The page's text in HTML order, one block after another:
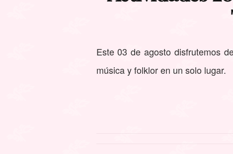
Este 03 de agosto disfrutemos
música y folklor en un solo lugar.